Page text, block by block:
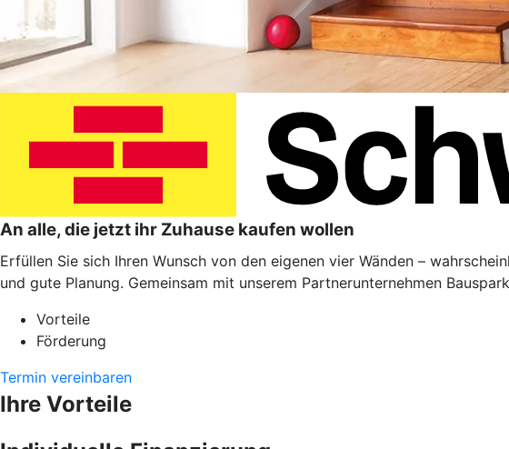
An alle, die jetzt ihr Zuhause kaufen wollen
Erfüllen Sie sich Ihren Wunsch von den eigenen vier Wänden –
und gute Planung. Gemeinsam mit unserem Partnerunternehmen
Vorteile
Förderung
Termin vereinbaren
Ihre Vorteile